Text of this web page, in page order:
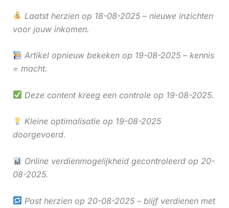
Laatst herzien op 18-08-2025 – nieuwe inzichten
voor jouw inkomen.
Artikel opnieuw bekeken op 19-08-2025 – kennis
= macht.
Deze content kreeg een controle op 19-08-2025.
Kleine optimalisatie op 19-08-2025
doorgevoerd.
Online verdienmogelijkheid gecontroleerd op 20-
08-2025.
Post herzien op 20-08-2025 – blijf verdienen met